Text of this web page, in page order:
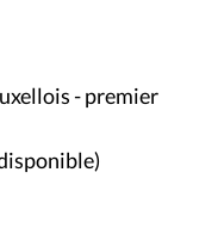
- premier